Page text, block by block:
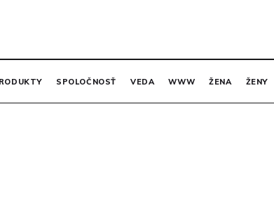
SPOLOČNOSŤ VEDA WWW ŽENA ŽENY